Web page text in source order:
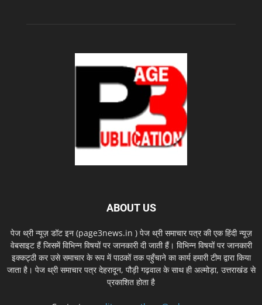
ABOUT US
पेज थ्री न्यूज़ डॉट इन (page3news.in ) पेज थ्री समाचार पत्र की एक हिंदी न्यूज़
वेबसाइट हैं जिसमें विभिन्न विषयों पर जानकारी दी जाती हैं। विभिन्न विषयों पर जानकारी
इक्कट्ठी कर उसे समाचार के रूप में पाठकों तक पहुँचाने का कार्य हमारी टीम द्वारा किया
जाता है। पेज थ्री समाचार पत्र देहरादून, पौड़ी गढ़वाल के साथ ही अल्मोड़ा, उत्तराखंड से
प्रकाशित होता है